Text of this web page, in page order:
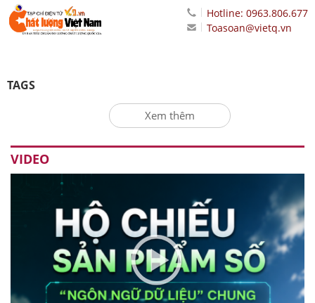
Hotline: 0963.806.677
Toasoan@vietq.vn
TAGS
Xem thêm
VIDEO